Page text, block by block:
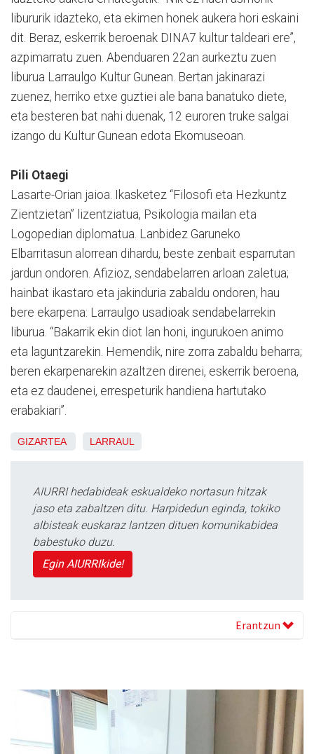
libururik idazteko, eta ekimen honek aukera hori eskaini
dit. Beraz, eskerrik beroenak DINA7 kultur taldeari ere”,
azpimarratu zuen. Abenduaren 22an aurkeztu zuen
liburua Larraulgo Kultur Gunean. Bertan jakinarazi
zuenez, herriko etxe guztiei ale bana banatuko diete,
eta besteren bat nahi duenak, 12 euroren truke salgai
izango du Kultur Gunean edota Ekomuseoan.
Pili Otaegi
Lasarte-Orian jaioa. Ikasketez “Filosofi eta Hezkuntz
Zientzietan” lizentziatua, Psikologia mailan eta
Logopedian diplomatua. Lanbidez Garuneko
Elbarritasun alorrean dihardu, beste zenbait esparrutan
jardun ondoren. Afizioz, sendabelarren arloan zaletua;
hainbat ikastaro eta jakinduria zabaldu ondoren, hau
bere ekarpena: Larraulgo usadioak sendabelarrekin
liburua. “Bakarrik ekin diot lan honi, ingurukoen animo
eta laguntzarekin. Hemendik, nire zorra zabaldu beharra;
beren ekarpenarekin azaltzen direnei, eskerrik beroena,
eta ez daudenei, errespeturik handiena hartutako
erabakiari”.
GIZARTEA LARRAUL
AIURRI hedabideak eskualdeko nortasun hitzak
jaso eta zabaltzen ditu. Harpidedun eginda, tokiko
albisteak euskaraz lantzen dituen komunikabidea
babestuko duzu.
Egin AIURRIkide!
Erantzun